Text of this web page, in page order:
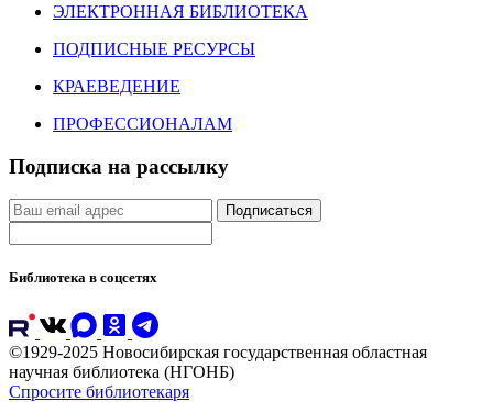
ЭЛЕКТРОННАЯ БИБЛИОТЕКА
ПОДПИСНЫЕ РЕСУРСЫ
КРАЕВЕДЕНИЕ
ПРОФЕССИОНАЛАМ
Подписка на рассылку
Подписаться
Библиотека в соцсетях
©1929-2025 Новосибирская государственная областная
научная библиотека (НГОНБ)
Спросите библиотекаря